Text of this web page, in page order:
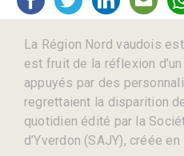
La Région Nord vaudois
est fruit de la réflexion
appuyés par des
regrettaient la disparition
quotidien édité par la
d’Yverdon (SAJY), créée en